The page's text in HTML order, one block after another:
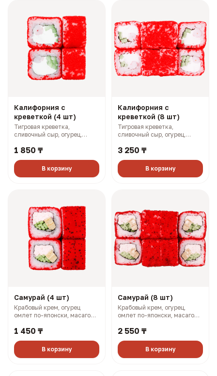
Калифорния с
креветкой (4 шт)
Тигровая креветка,
сливочный сыр, огурец,
1 850 ₸
В корзину
Калифорния с
креветкой (8 шт)
Тигровая креветка,
сливочный сыр, огурец,
3 250 ₸
В корзину
Самурай (4 шт)
Крабовый крем, огурец
омлет по-японски, масаго
1 450 ₸
В корзину
Самурай (8 шт)
Крабовый крем, огурец,
омлет по-японски, масаго
2 550 ₸
В корзину